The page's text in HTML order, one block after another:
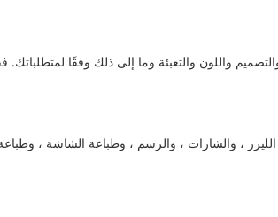
، والشارات ، والرسم ، وطباعة الشاشة ،